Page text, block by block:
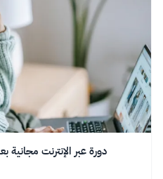
دورة عبر الإنترنت مجانية